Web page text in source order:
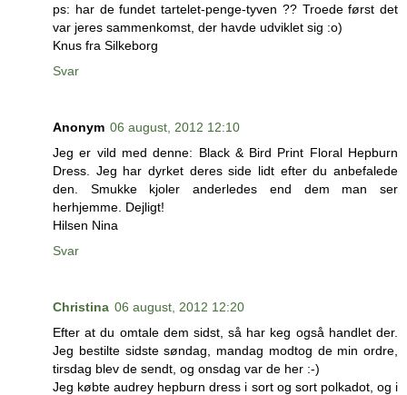
ps: har de fundet tartelet-penge-tyven ?? Troede først det
var jeres sammenkomst, der havde udviklet sig :o)
Knus fra Silkeborg
Svar
Anonym 06 august, 2012 12:10
Jeg er vild med denne: Black & Bird Print Floral Hepburn
Dress. Jeg har dyrket deres side lidt efter du anbefalede
den. Smukke kjoler anderledes end dem man ser
herhjemme. Dejligt!
Hilsen Nina
Svar
Christina 06 august, 2012 12:20
Efter at du omtale dem sidst, så har keg også handlet der.
Jeg bestilte sidste søndag, mandag modtog de min ordre,
tirsdag blev de sendt, og onsdag var de her :-)
Jeg købte audrey hepburn dress i sort og sort polkadot, og i